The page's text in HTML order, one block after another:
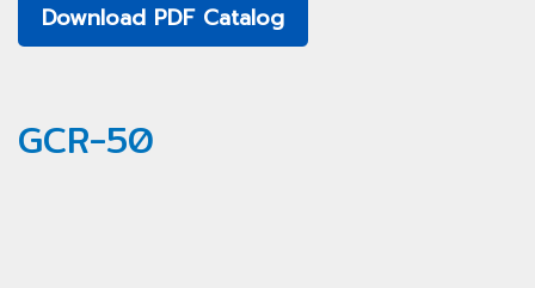
Download PDF Catalog
GCR-50